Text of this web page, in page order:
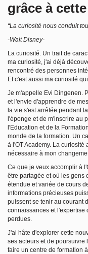
grâce à
“La curiosité nous conduit
-Walt Disney-
La curiosité. Un trait de
ma curiosité, j'ai déjà
rencontré des personnes
Et c'est aussi ma curiosité
Je m'appelle Evi Dingenen.
et l'envie d'apprendre de
la vie s'est arrêtée pendant
l'éponge et de m'inscrire au
l'Education et de la
monde de la formation. Un
à l'OT Academy. La
nécessaire à mon
Ce que je veux accomplir à
être partagée et où les gens
étendue et variée de cours
informations précieuses
puissent se tenir au courant
connaissances et l'expertise
perdues.
J'ai hâte d'explorer cette
ses acteurs et de poursuivre
faire un centre de formation